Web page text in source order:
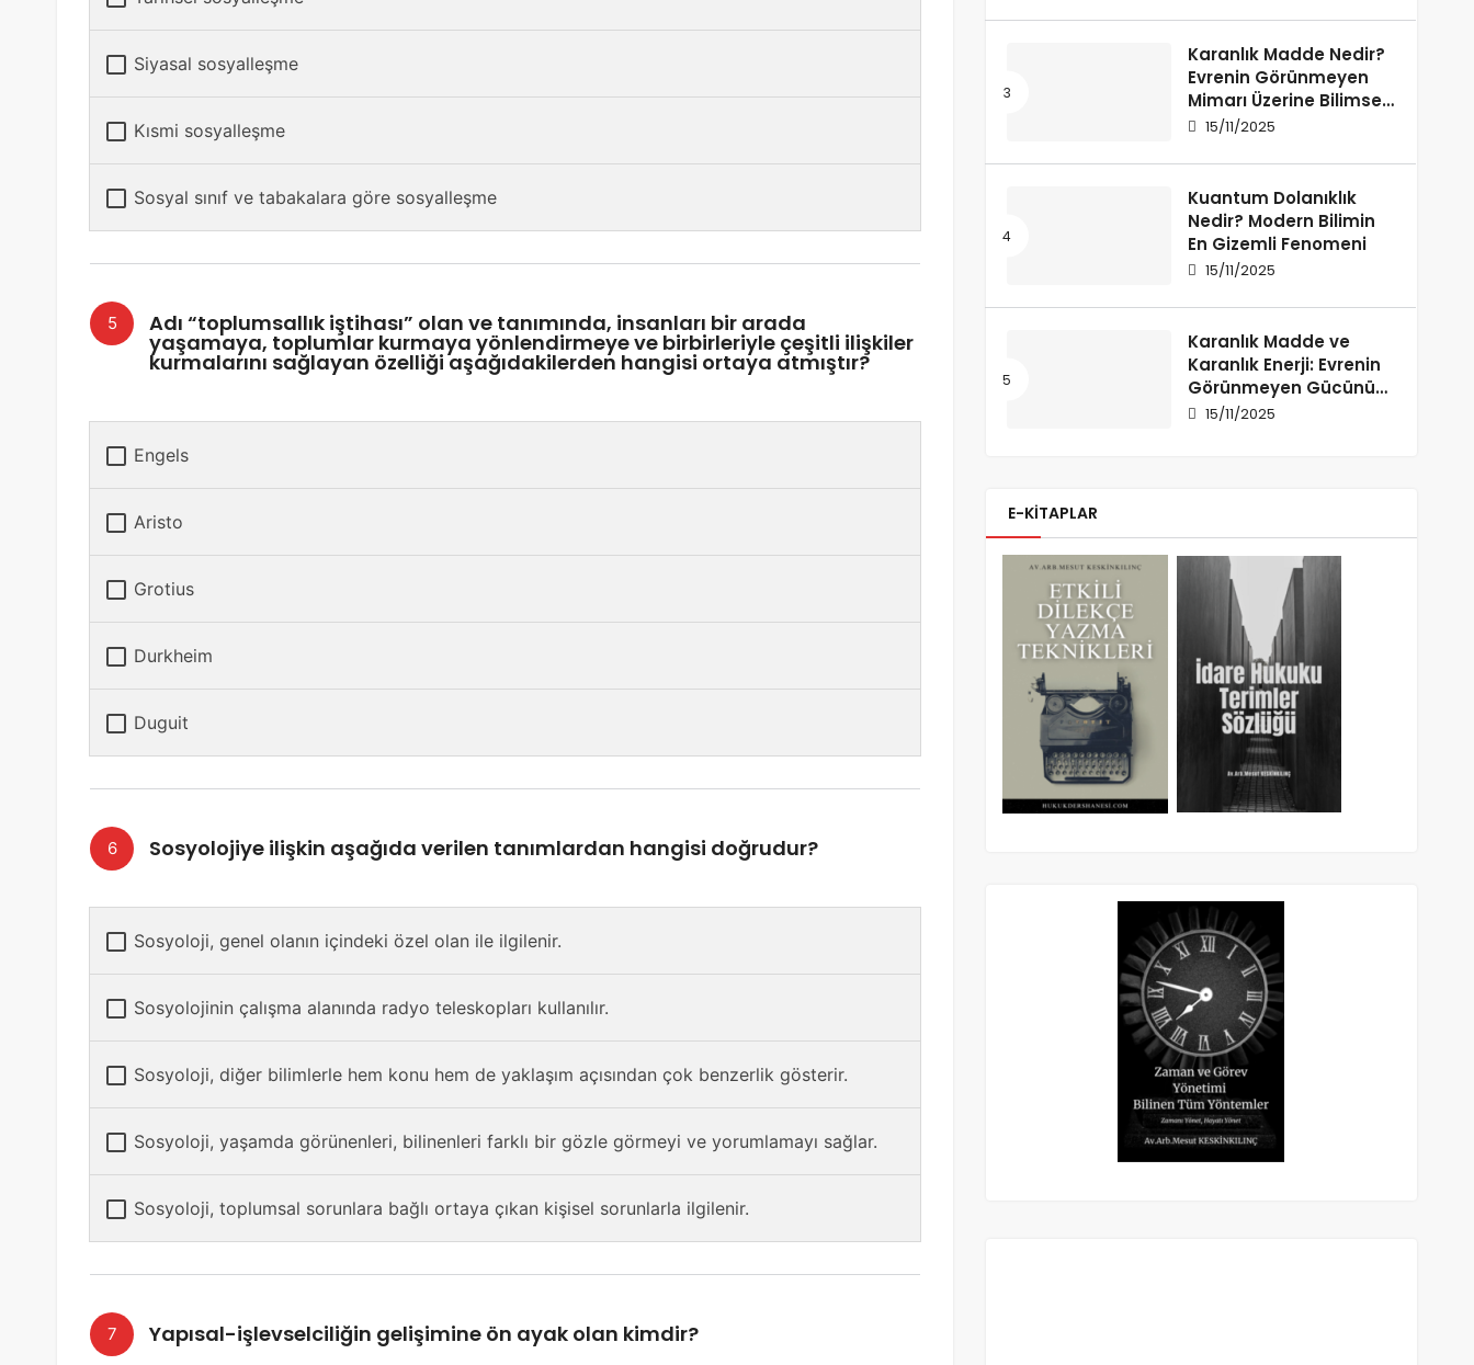
Siyasal sosyalleşme
Kısmi sosyalleşme
Sosyal sınıf ve tabakalara göre sosyalleşme
Adı “toplumsallık iştihası” olan ve tanımında, insanları bir arada
yaşamaya, toplumlar kurmaya yönlendirmeye ve birbirleriyle çeşitli ilişkiler
kurmalarını sağlayan özelliği aşağıdakilerden hangisi ortaya atmıştır?
Engels
Aristo
Grotius
Durkheim
Duguit
Sosyolojiye ilişkin aşağıda verilen tanımlardan hangisi doğrudur?
Sosyoloji, genel olanın içindeki özel olan ile ilgilenir.
Sosyolojinin çalışma alanında radyo teleskopları kullanılır.
Sosyoloji, diğer bilimlerle hem konu hem de yaklaşım açısından çok benzerlik gösterir.
Sosyoloji, yaşamda görünenleri, bilinenleri farklı bir gözle görmeyi ve yorumlamayı sağlar.
Sosyoloji, toplumsal sorunlara bağlı ortaya çıkan kişisel sorunlarla ilgilenir.
Yapısal-işlevselciliğin gelişimine ön ayak olan kimdir?
Karanlık Madde Nedir?
Evrenin Görünmeyen
Mimarı Üzerine Bilimsel
Bir İnceleme
15/11/2025
Kuantum Dolanıklık
Nedir? Modern Bilimin
En Gizemli Fenomeni
15/11/2025
Karanlık Madde ve
Karanlık Enerji: Evrenin
Görünmeyen Gücünü
Anlamak
15/11/2025
E-KİTAPLAR